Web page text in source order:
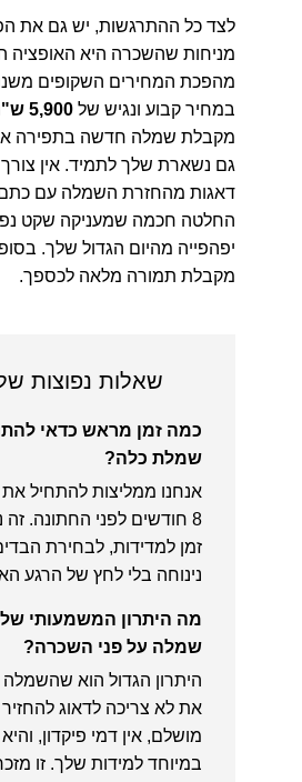
לצד כל ההתרגשות, יש גם את
מניחות שהשכרה היא האופציה
מהפכת המחירים השקופים
במחיר קבוע ונגיש של 5,900 ש"ח
מקבלת שמלה חדשה בתפירה
גם נשארת שלך לתמיד. אין צורך
דאגות מהחזרת השמלה עם כתם,
החלטה חכמה שמעניקה שקט
יפהפייה מהיום הגדול שלך.
מקבלת תמורה מלאה לכספך.
שאלות נפוצות
כמה זמן מראש כדאי
שמלת כלה?
8 חודשים לפני החתונה. זה
זמן למדידות, לבחירת
נינוחה בלי לחץ של הרגע
מה היתרון המשמעותי של
שמלה על פני השכרה?
היתרון הגדול הוא
את לא צריכה לדאוג
מושלם, אין דמי פיקדון,
במיוחד למידות שלך. זו